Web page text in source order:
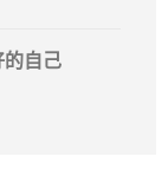
的自己